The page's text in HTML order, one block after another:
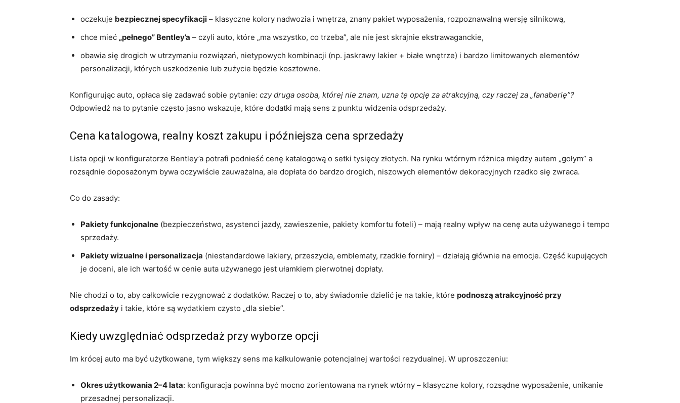
oczekuje bezpiecznej specyfikacji – klasyczne kolory nadwozia i wnętrza, znany pakiet wyposażenia, rozpoznawalną wersję silnikową,
chce mieć „pełnego” Bentley’a – czyli auto, które „ma wszystko, co trzeba”, ale nie jest skrajnie ekstrawaganckie,
obawia się drogich w utrzymaniu rozwiązań, nietypowych kombinacji (np. jaskrawy lakier + białe wnętrze) i bardzo limitowanych elementów
personalizacji, których uszkodzenie lub zużycie będzie kosztowne.
Konfigurując auto, opłaca się zadawać sobie pytanie: czy druga osoba, której nie znam, uzna tę opcję za atrakcyjną, czy raczej za „fanaberię”?
Odpowiedź na to pytanie często jasno wskazuje, które dodatki mają sens z punktu widzenia odsprzedaży.
Cena katalogowa, realny koszt zakupu i późniejsza cena sprzedaży
Lista opcji w konfiguratorze Bentley’a potrafi podnieść cenę katalogową o setki tysięcy złotych. Na rynku wtórnym różnica między autem „gołym” a
rozsądnie doposażonym bywa oczywiście zauważalna, ale dopłata do bardzo drogich, niszowych elementów dekoracyjnych rzadko się zwraca.
Co do zasady:
Pakiety funkcjonalne (bezpieczeństwo, asystenci jazdy, zawieszenie, pakiety komfortu foteli) – mają realny wpływ na cenę auta używanego i tempo
sprzedaży.
Pakiety wizualne i personalizacja (niestandardowe lakiery, przeszycia, emblematy, rzadkie forniry) – działają głównie na emocje. Część kupujących
je doceni, ale ich wartość w cenie auta używanego jest ułamkiem pierwotnej dopłaty.
Nie chodzi o to, aby całkowicie rezygnować z dodatków. Raczej o to, aby świadomie dzielić je na takie, które podnoszą atrakcyjność przy
odsprzedaży i takie, które są wydatkiem czysto „dla siebie”.
Kiedy uwzględniać odsprzedaż przy wyborze opcji
Im krócej auto ma być użytkowane, tym większy sens ma kalkulowanie potencjalnej wartości rezydualnej. W uproszczeniu:
Okres użytkowania 2–4 lata: konfiguracja powinna być mocno zorientowana na rynek wtórny – klasyczne kolory, rozsądne wyposażenie, unikanie
przesadnej personalizacji.